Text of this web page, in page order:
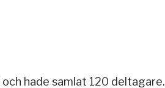
hade samlat 120 deltagare.